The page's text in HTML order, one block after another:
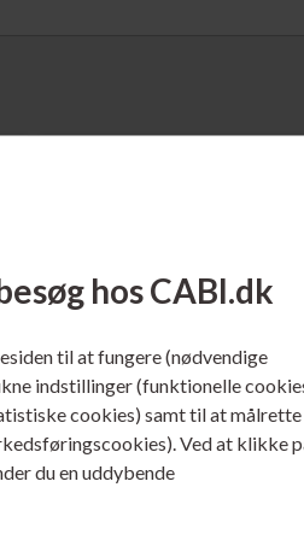
hos CABI.dk
til at fungere (nødvendige
indstillinger (funktionelle
cookies) samt til at målrette
Ved at klikke
du en uddybende
Varenr. 410389
Select Dobbeltsidet
Klæbepude 25x12 mm Aftagelig
stk